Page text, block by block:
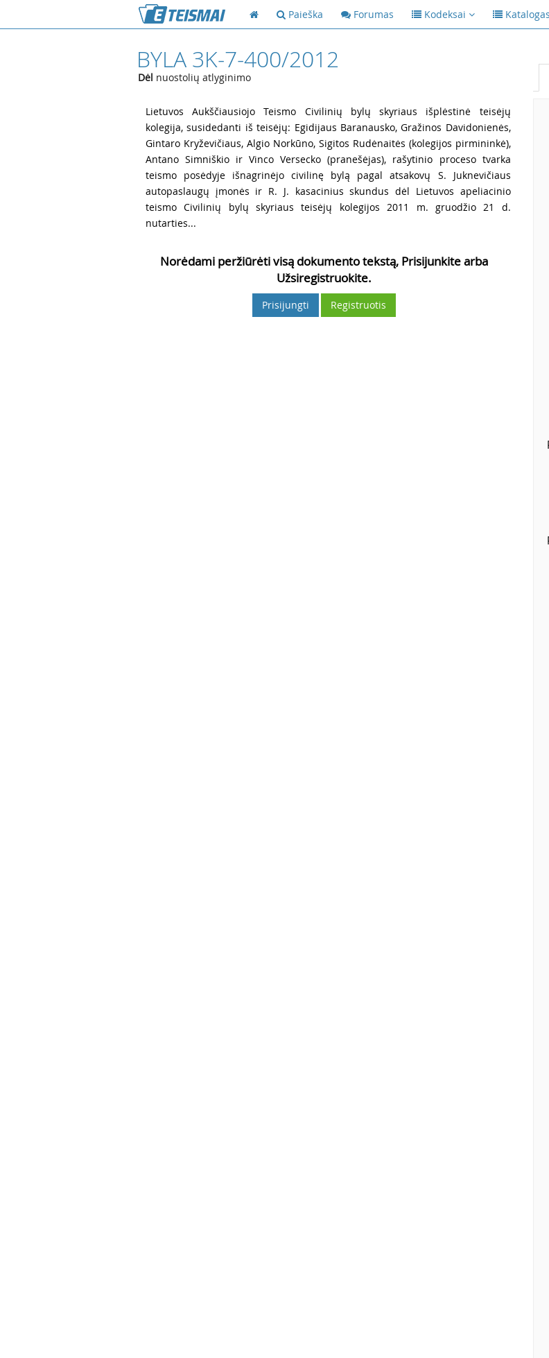
Paieška Forumas Kodeksai Katalogas
BYLA 3K-7-400/2012
Dėl nuostolių atlyginimo
Lietuvos Aukščiausiojo Teismo Civilinių bylų skyriaus išplėstinė teisėjų
kolegija, susidedanti iš teisėjų: Egidijaus Baranausko, Gražinos Davidonienės,
Gintaro Kryževičiaus, Algio Norkūno, Sigitos Rudėnaitės (kolegijos pirmininkė),
Antano Simniškio ir Vinco Versecko (pranešėjas), rašytinio proceso tvarka
teismo posėdyje išnagrinėjo civilinę bylą pagal atsakovų S. Juknevičiaus
autopaslaugų įmonės ir R. J. kasacinius skundus dėl Lietuvos apeliacinio
teismo Civilinių bylų skyriaus teisėjų kolegijos 2011 m. gruodžio 21 d.
nutarties...
Norėdami peržiūrėti visą dokumento tekstą, Prisijunkite arba
Užsiregistruokite.
Prisijungti Registruotis